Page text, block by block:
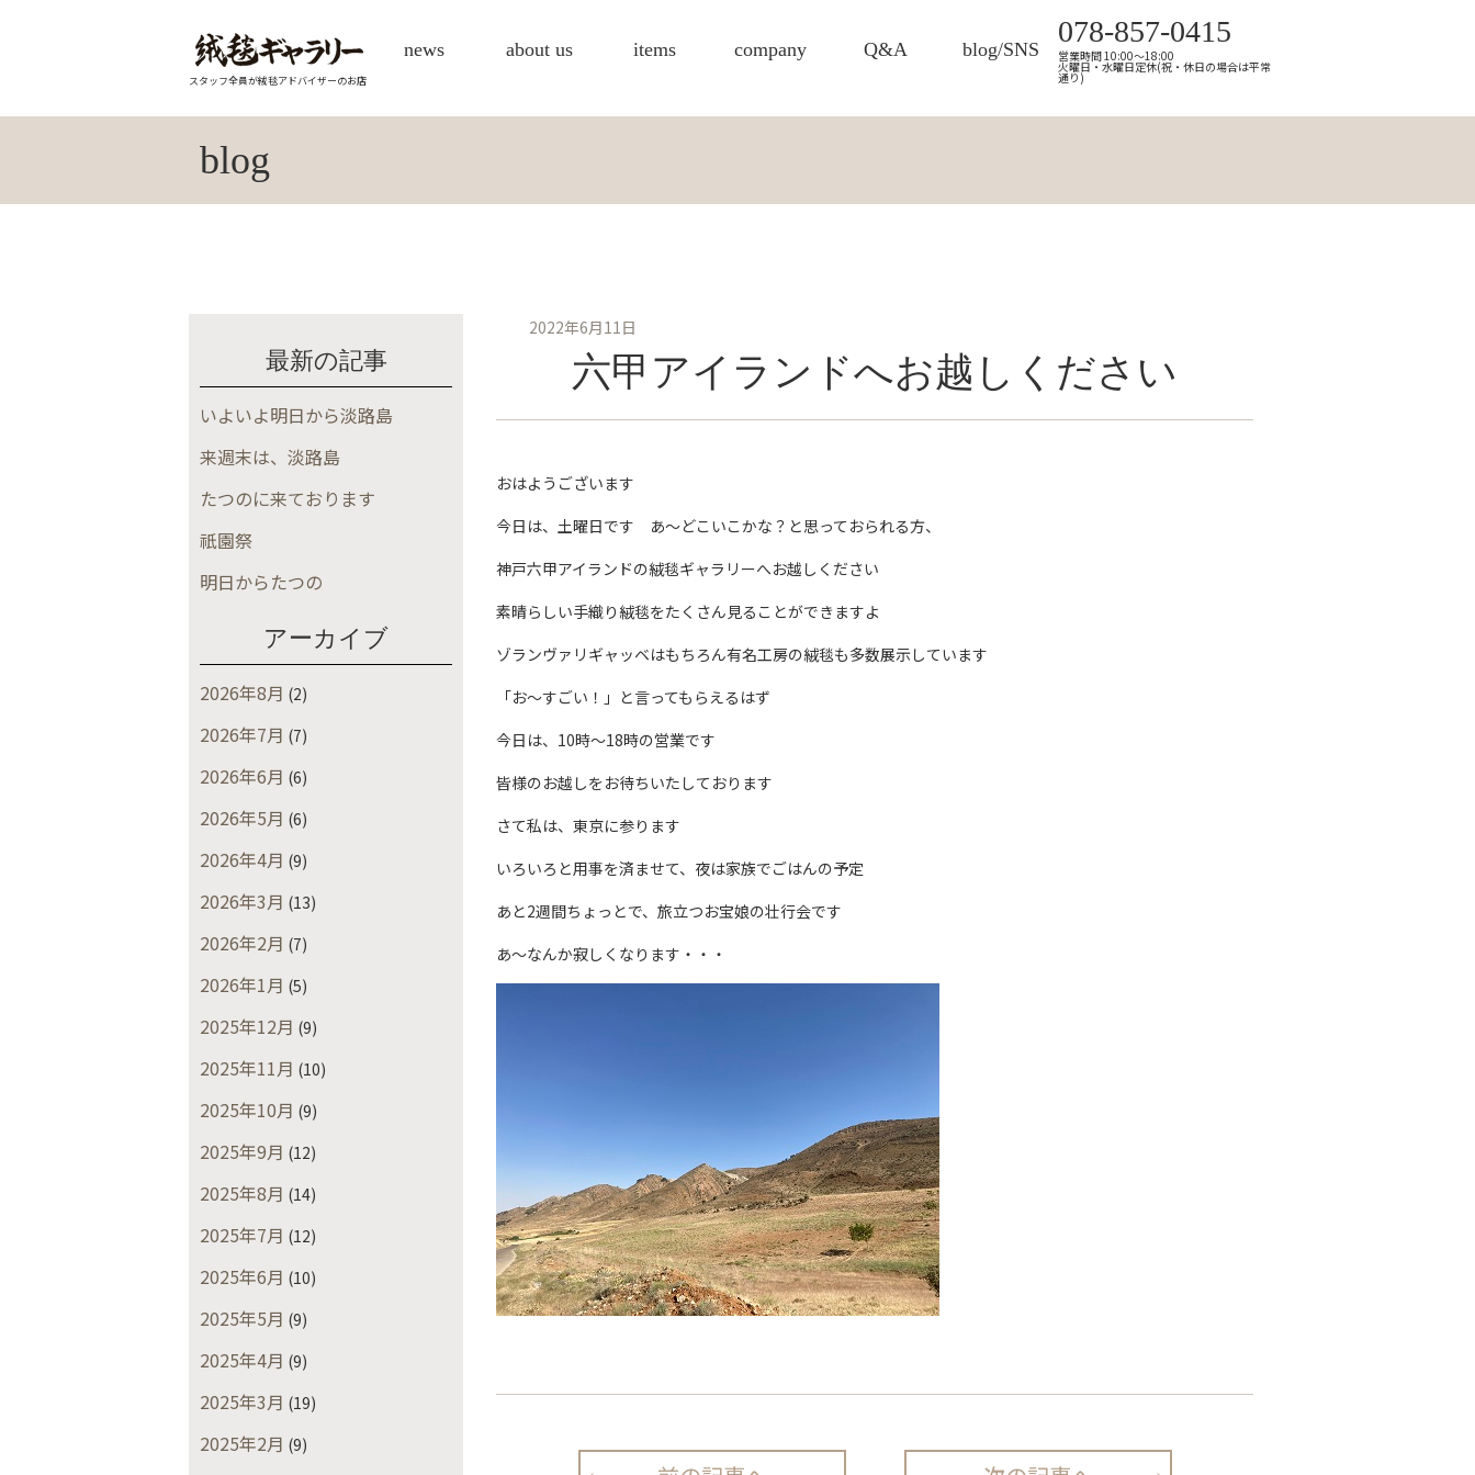
スタッフ全員が絨毯アドバイザーのお店
news about us items company Q&A blog/SNS
078-857-0415
営業時間 10:00～18:00
火曜日・水曜日定休(祝・休日の場合は平常
通り)
blog
最新の記事
いよいよ明日から淡路島
来週末は、淡路島
たつのに来ております
祇園祭
明日からたつの
アーカイブ
2026年8月 (2)
2026年7月 (7)
2026年6月 (6)
2026年5月 (6)
2026年4月 (9)
2026年3月 (13)
2026年2月 (7)
2026年1月 (5)
2025年12月 (9)
2025年11月 (10)
2025年10月 (9)
2025年9月 (12)
2025年8月 (14)
2025年7月 (12)
2025年6月 (10)
2025年5月 (9)
2025年4月 (9)
2025年3月 (19)
2025年2月 (9)
2022年6月11日
六甲アイランドへお越しください
おはようございます
今日は、土曜日です あ～どこいこかな？と思っておられる方、
神戸六甲アイランドの絨毯ギャラリーへお越しください
素晴らしい手織り絨毯をたくさん見ることができますよ
ゾランヴァリギャッベはもちろん有名工房の絨毯も多数展示しています
「お～すごい！」と言ってもらえるはず
今日は、10時～18時の営業です
皆様のお越しをお待ちいたしております
さて私は、東京に参ります
いろいろと用事を済ませて、夜は家族でごはんの予定
あと2週間ちょっとで、旅立つお宝娘の壮行会です
あ～なんか寂しくなります・・・